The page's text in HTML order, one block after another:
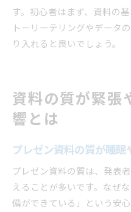
す。初心者はまず、資料の
トーリーテリングやデータ
り入れると良いでしょう。
資料の質が緊張
響とは
プレゼン資料の質が睡眠
プレゼン資料の質は、発表
えることが多いです。なぜ
備ができている」という安